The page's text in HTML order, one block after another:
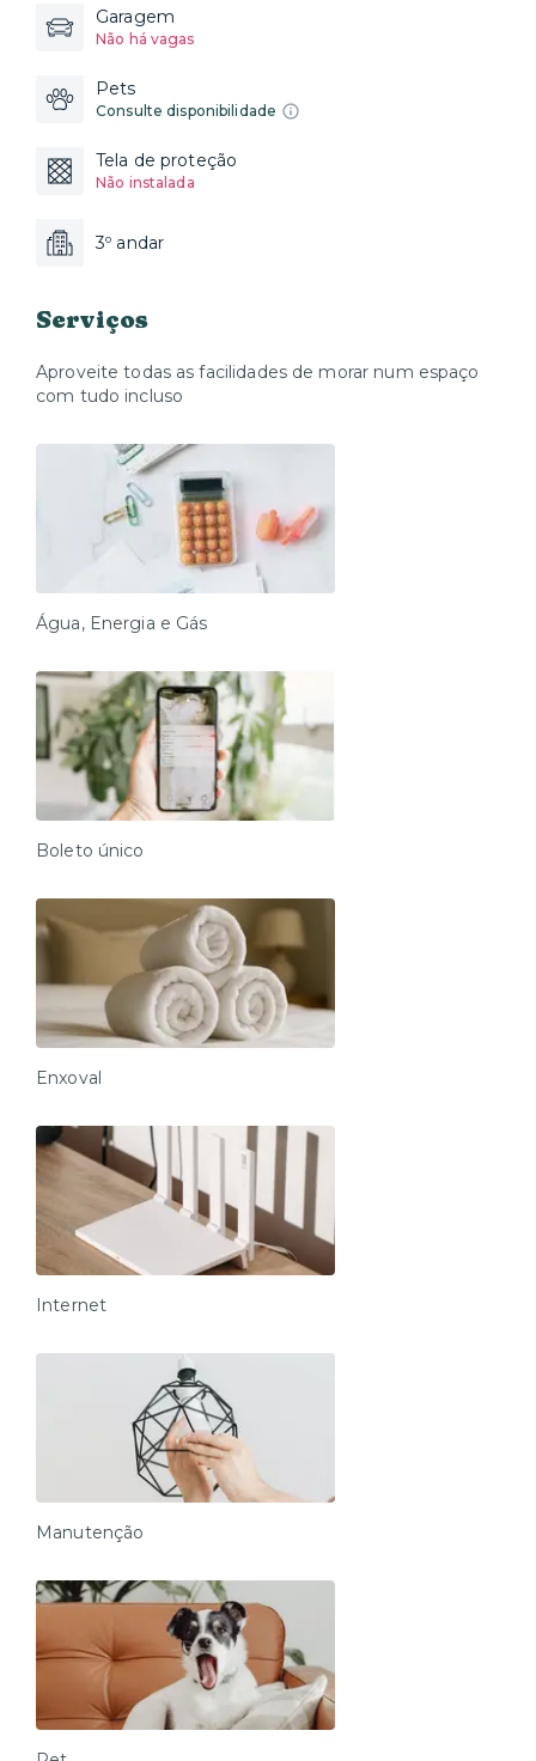
Garagem
Não há vagas
Pets
Consulte disponibilidade
Tela de proteção
Não instalada
3º andar
Serviços
Aproveite todas as facilidades de morar num espaço
com tudo incluso
Água, Energia e Gás
Boleto único
Enxoval
Internet
Manutenção